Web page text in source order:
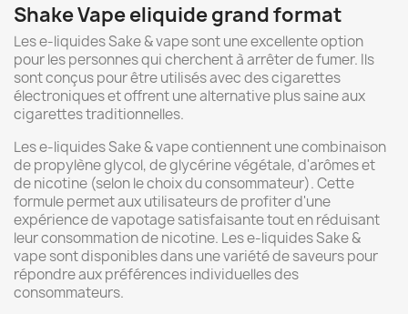
Shake Vape eliquide grand format
Les e-liquides Sake & vape sont une excellente option
pour les personnes qui cherchent à arrêter de fumer. Ils
sont conçus pour être utilisés avec des cigarettes
électroniques et offrent une alternative plus saine aux
cigarettes traditionnelles.
Les e-liquides Sake & vape contiennent une combinaison
de propylène glycol, de glycérine végétale, d'arômes et
de nicotine (selon le choix du consommateur). Cette
formule permet aux utilisateurs de profiter d'une
expérience de vapotage satisfaisante tout en réduisant
leur consommation de nicotine. Les e-liquides Sake &
vape sont disponibles dans une variété de saveurs pour
répondre aux préférences individuelles des
consommateurs.